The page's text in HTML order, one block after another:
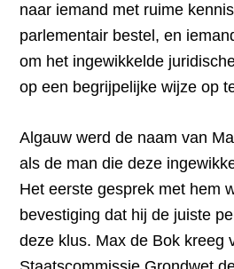
naar iemand met ruime
parlementair bestel, en
om het ingewikkelde
op een begrijpelijke wijze op
Algauw werd de naam van
als de man die deze
Het eerste gesprek met hem
bevestiging dat hij de juiste
deze klus. Max de Bok kreeg